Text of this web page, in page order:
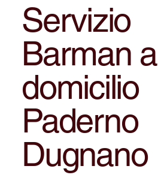
Servizio
Barman a
domicilio
Paderno
Dugnano